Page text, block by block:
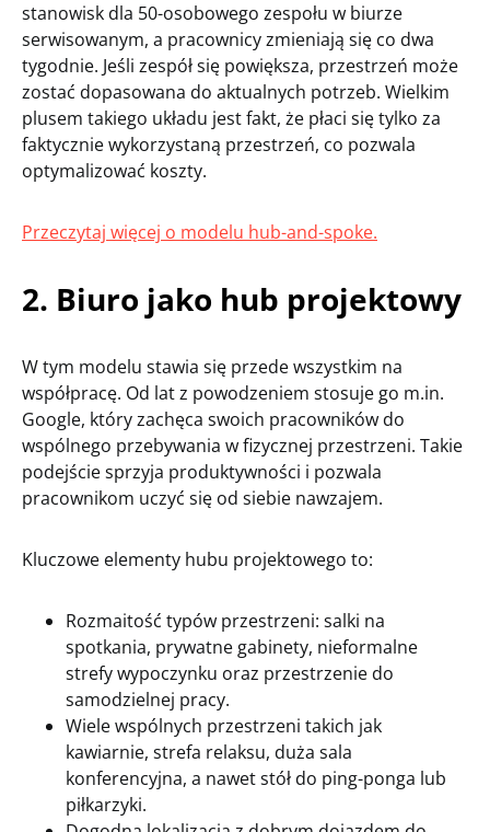
stanowisk dla 50-osobowego zespołu w biurze
serwisowanym, a pracownicy zmieniają się co dwa
tygodnie. Jeśli zespół się powiększa, przestrzeń może
zostać dopasowana do aktualnych potrzeb. Wielkim
plusem takiego układu jest fakt, że płaci się tylko za
faktycznie wykorzystaną przestrzeń, co pozwala
optymalizować koszty.
Przeczytaj więcej o modelu hub-and-spoke.
2. Biuro jako hub projektowy
W tym modelu stawia się przede wszystkim na
współpracę. Od lat z powodzeniem stosuje go m.in.
Google, który zachęca swoich pracowników do
wspólnego przebywania w fizycznej przestrzeni. Takie
podejście sprzyja produktywności i pozwala
pracownikom uczyć się od siebie nawzajem.
Kluczowe elementy hubu projektowego to:
Rozmaitość typów przestrzeni: salki na
spotkania, prywatne gabinety, nieformalne
strefy wypoczynku oraz przestrzenie do
samodzielnej pracy.
Wiele wspólnych przestrzeni takich jak
kawiarnie, strefa relaksu, duża sala
konferencyjna, a nawet stół do ping-ponga lub
piłkarzyki.